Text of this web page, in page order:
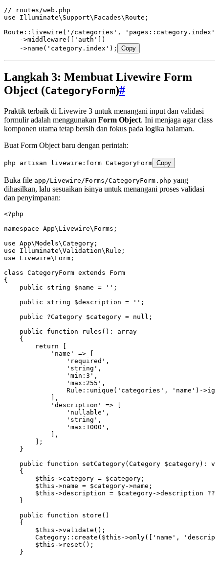
// routes/web.php
use Illuminate\ Support\ Facades\Route ;
Route :: livewire ( '/categories' , 'pages::category.index'
    ->
middleware ( 'auth'
)
    ->
name ( 'category.index' ) ; Copy
Langkah 3: Membuat Livewire Form
Object (CategoryForm)#
Praktik terbaik di Livewire 3 untuk menangani input dan validasi
formulir adalah menggunakan Form Object. Ini menjaga agar class
komponen utama tetap bersih dan fokus pada logika halaman.
Buat Form Object baru dengan perintah:
php artisan livewire:form CategoryForm Copy
Buka file app/Livewire/Forms/CategoryForm.php yang
dihasilkan, lalu sesuaikan isinya untuk menangani proses validasi
dan penyimpanan:
<?php
namespace App\ Livewire\ Forms ;
use App\Models\Category ;
use Illuminate\Validation\Rule ;
use Livewire\ Form ;
class CategoryForm extends Form
{
    public
string $name = '' ;
    public
string $description = '' ;
    public
?Category $category = null ;
    public
function rules () :
array
    {
        return
            'name'
=>
                'required'
,
                'string'
,
                'min:3'
,
                'max:255'
,
                Rule
:: unique ( 'categories' , 'name' ) ->
,
            'description'
=>
                'nullable'
,
                'string'
,
                'max:1000'
,
,
        ];
    }
    public
function setCategory( Category $category) :
    {
        $this
->category = $category;
        $this
->name = $category->name;
        $this
->description = $category->description ??
    }
    public
function store ()
    {
        $this
->validate () ;
        Category
:: create ( $this ->only( 'name' ,
        $this
->reset () ;
    }